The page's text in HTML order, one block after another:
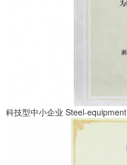
科技型中小企业 Steel-equipment